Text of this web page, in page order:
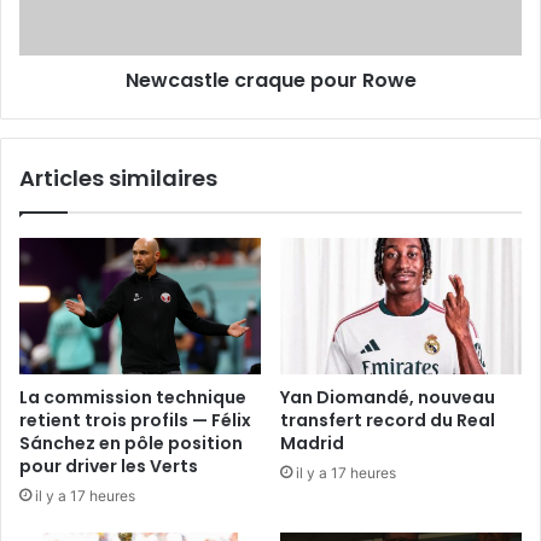
Newcastle craque pour Rowe
Articles similaires
La commission technique
retient trois profils — Félix
Sánchez en pôle position
pour driver les Verts
il y a 17 heures
Yan Diomandé, nouveau
transfert record du Real
Madrid
il y a 17 heures